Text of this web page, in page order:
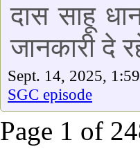
दास साहू
जानकारी दे
Sept. 14, 2025,
SGC episode
Page 1 of